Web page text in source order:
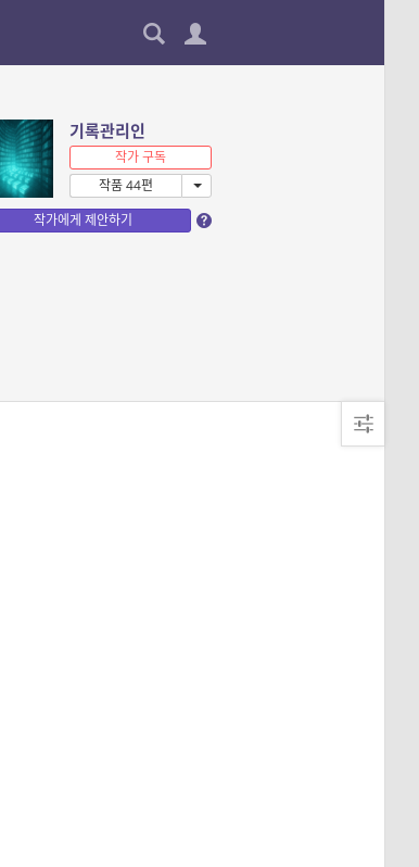
기록관리인
작가 구독
작품 44편
작가에게 제안하기